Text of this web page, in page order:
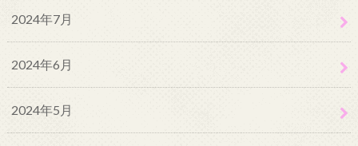
2024年7月
2024年6月
2024年5月